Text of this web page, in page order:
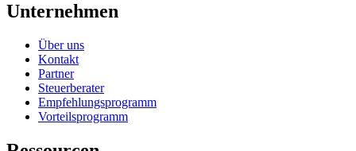
Unternehmen
Über uns
Kontakt
Partner
Steuerberater
Empfehlungsprogramm
Vorteilsprogramm